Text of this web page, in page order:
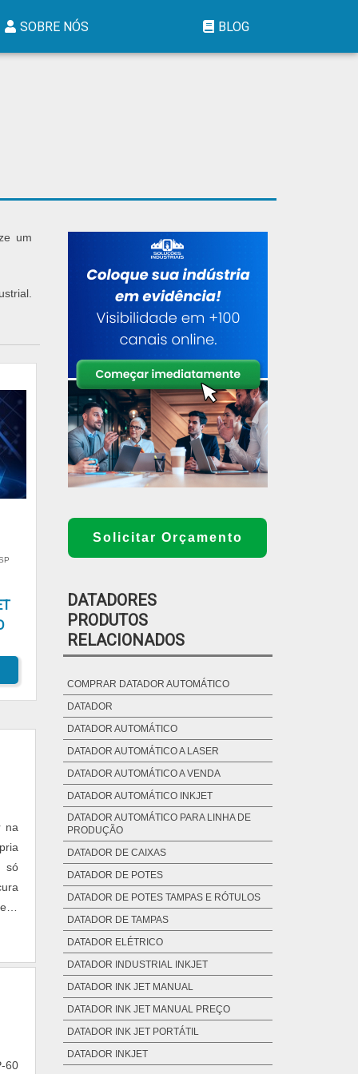
SOBRE NÓS BLOG
um
na
só
60
Solicitar Orçamento
DATADORES
PRODUTOS
RELACIONADOS
COMPRAR DATADOR AUTOMÁTICO
DATADOR
DATADOR AUTOMÁTICO
DATADOR AUTOMÁTICO A LASER
DATADOR AUTOMÁTICO A VENDA
DATADOR AUTOMÁTICO INKJET
DATADOR AUTOMÁTICO PARA LINHA DE
PRODUÇÃO
DATADOR DE CAIXAS
DATADOR DE POTES
DATADOR DE POTES TAMPAS E RÓTULOS
DATADOR DE TAMPAS
DATADOR ELÉTRICO
DATADOR INDUSTRIAL INKJET
DATADOR INK JET MANUAL
DATADOR INK JET MANUAL PREÇO
DATADOR INK JET PORTÁTIL
DATADOR INKJET